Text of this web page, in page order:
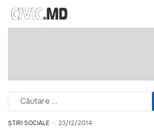
ȘTIRI SOCIALE 23/12/2014